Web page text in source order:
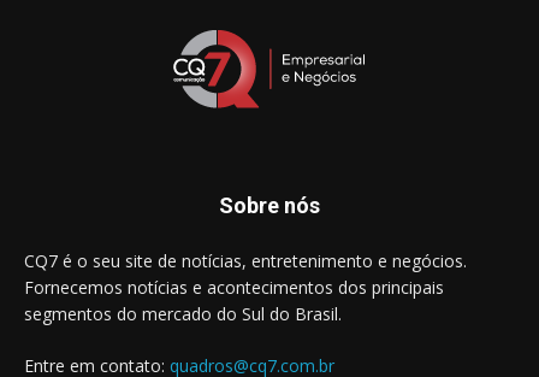
Sobre nós
CQ7 é o seu site de notícias, entretenimento e negócios.
Fornecemos notícias e acontecimentos dos principais
segmentos do mercado do Sul do Brasil.
Entre em contato: quadros@cq7.com.br